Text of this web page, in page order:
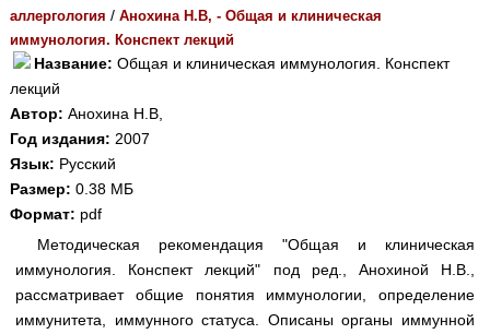
Истории болезней 1268
Лекции и презентации 2474
Аккредитационные тесты
Методические рекомендации
Научно-популярное
Новости (244)
Медицинская стандартизация
Восстановить пароль
Регистрация
аллергология / Анохина Н.В, - Общая и клиническая
иммунология. Конспект лекций
Название: Общая и клиническая иммунология. Конспект
лекций
Автор: Анохина Н.В,
Год издания: 2007
Язык: Русский
Размер: 0.38 МБ
Формат: pdf
Методическая рекомендация "Общая и клиническая
иммунология. Конспект лекций" под ред., Анохиной Н.В.,
рассматривает общие понятия иммунологии, определение
иммунитета, иммунного статуса. Описаны органы иммунной